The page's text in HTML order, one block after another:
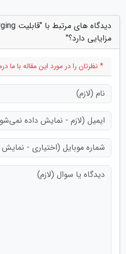
مزایایی دارد؟"
* نظرتان را در مورد این مقاله با ما